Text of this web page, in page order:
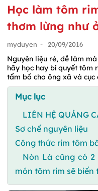
Học làm tôm
thơm lừng như
myduyen - 20/09/2016
Nguyên liệu rẻ, dễ làm
hãy học hay bí quyết tôm
tẩm bổ cho ông xã và cục
Mục lục
LIÊN HỆ QUẢNG
Sơ chế nguyên liệu
Công thức rim tôm
Nón Lá cũng có
món tôm rim sẽ biến